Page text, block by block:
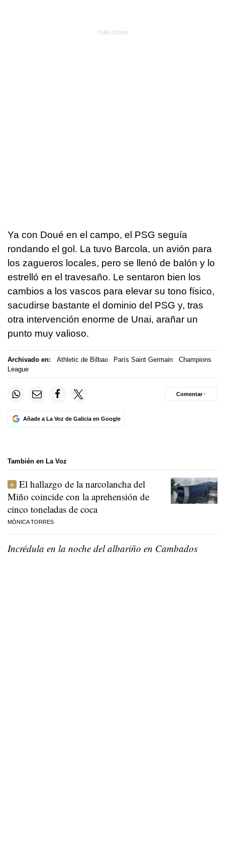
Ya con Doué en el campo, el PSG seguía
rondando el gol. La tuvo Barcola, un avión para
los zagueros locales, pero se llenó de balón y lo
estrelló en el travesaño. Le sentaron bien los
cambios a los vascos para elevar su tono físico,
sacudirse bastante el dominio del PSG y, tras
otra intervención enorme de Unai, arañar un
punto muy valioso.
Archivado en: Athletic de Bilbao París Saint Germain
Champions
League
Añade a La Voz de Galicia en Google
Comentar ·
También en La Voz
El hallazgo de la narcolancha del
Miño coincide con la aprehensión de
cinco toneladas de coca
MÓNICA TORRES
Incrédula en la noche del albariño en Cambados